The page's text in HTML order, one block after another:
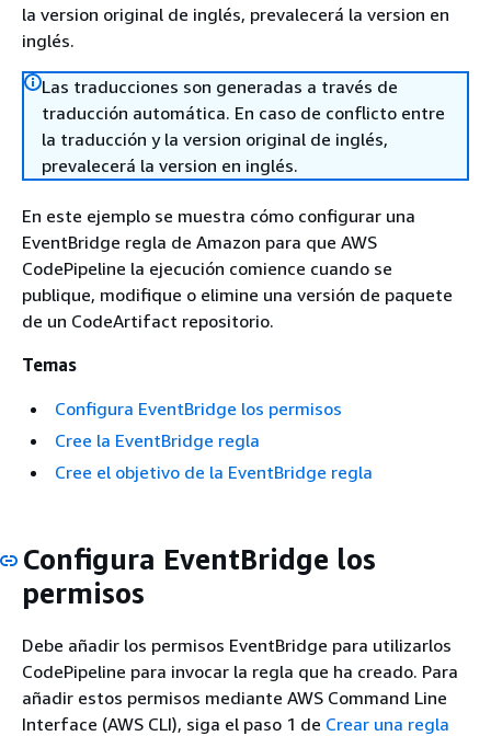
la version original de inglés, prevalecerá la version en
inglés.
Las traducciones son generadas a través de
traducción automática. En caso de conflicto entre
la traducción y la version original de inglés,
prevalecerá la version en inglés.
En este ejemplo se muestra cómo configurar una
EventBridge regla de Amazon para que AWS
CodePipeline la ejecución comience cuando se
publique, modifique o elimine una versión de paquete
de un CodeArtifact repositorio.
Temas
Configura EventBridge los permisos
Cree la EventBridge regla
Cree el objetivo de la EventBridge regla
Configura EventBridge los
permisos
Debe añadir los permisos EventBridge para utilizarlos
CodePipeline para invocar la regla que ha creado. Para
añadir estos permisos mediante AWS Command Line
Interface (AWS CLI), siga el paso 1 de Crear una regla